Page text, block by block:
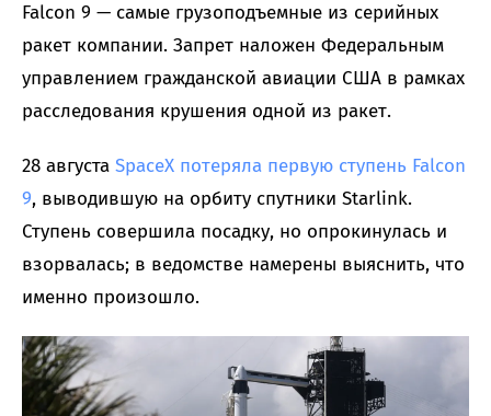
Falcon 9 — самые грузоподъемные из серийных
ракет компании. Запрет наложен Федеральным
управлением гражданской авиации США в рамках
расследования крушения одной из ракет.
28 августа SpaceX потеряла первую ступень Falcon
9, выводившую на орбиту спутники Starlink.
Ступень совершила посадку, но опрокинулась и
взорвалась; в ведомстве намерены выяснить, что
именно произошло.